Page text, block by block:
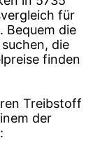
für
Bequem die
die
finden
Treibstoff
der